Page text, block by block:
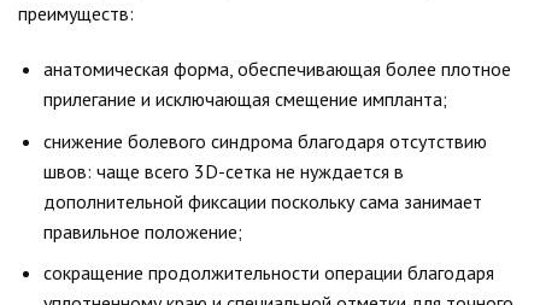
преимуществ:
анатомическая форма, обеспечивающая более плотное
прилегание и исключающая смещение импланта;
снижение болевого синдрома благодаря отсутствию
швов: чаще всего 3D-сетка не нуждается в
дополнительной фиксации поскольку сама занимает
правильное положение;
сокращение продолжительности операции благодаря